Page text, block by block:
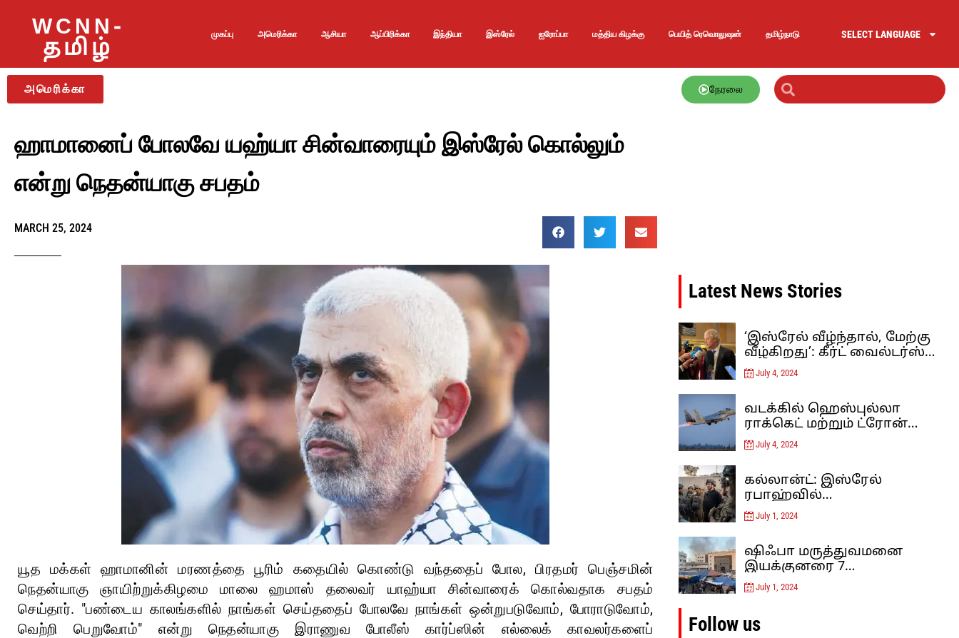
WCNN-
தமிழ்
முகப்பு அமெரிக்கா ஆசியா ஆப்பிரிக்கா இந்தியா இஸ்ரேல் ஐரோப்பா மத்திய கிழக்கு பெயித் ரெவொலுஷன் தமிழ்நாடு SELECT LANGUAGE
அமெரிக்கா நேரலை
ஹாமானைப் போலவே யஹ்யா சின்வாரையும் இஸ்ரேல் கொல்லும்
என்று நெதன்யாகு சபதம்
MARCH 25, 2024
யூத மக்கள் ஹாமானின் மரணத்தை பூரிம் கதையில் கொண்டு வந்ததைப் போல, பிரதமர் பெஞ்சமின்
நெதன்யாகு ஞாயிற்றுக்கிழமை மாலை ஹமாஸ் தலைவர் யாஹ்யா சின்வாரைக் கொல்வதாக சபதம்
செய்தார். "பண்டைய காலங்களில் நாங்கள் செய்ததைப் போலவே நாங்கள் ஒன்றுபடுவோம், போராடுவோம்,
வெற்றி பெறுவோம்" என்று நெதன்யாகு இராணுவ போலீஸ் கார்ப்ஸின் எல்லைக் காவலர்களைப்
Latest News Stories
‘இஸ்ரேல் வீழ்ந்தால், மேற்கு
வீழ்கிறது’: கீர்ட் வைல்டர்ஸ்
இஸ்லாம் தீவிரவாதத்திற்கு
எதிரான ஐரோப்பாவின்
கடைசி நிலைப்பாடு – கருத்து
July 4, 2024
வடக்கில் ஹெஸ்புல்லா
ராக்கெட் மற்றும் ட்ரோன்
தாக்குதலுக்குப் பிறகு,
இஸ்ரேல் லெபனான் மீது
வான்வழித் தாக்குதல்களை
நடத்தியுள்ளது
July 4, 2024
கல்லான்ட்: இஸ்ரேல்
ரபாஹ்வில்
குறுக்குவழிகளைத் தடுத்து,
சுரங்கப்பாதைகளை
அழிப்பதன் மூலம் ஹமாஸை
மூச்சுத் திணற வைக்கிறது.
July 1, 2024
ஷிஃபா மருத்துவமனை
இயக்குனரை 7
மாதங்களுக்குப் பிறகு
இஸ்ரேல் விடுவித்தது
July 1, 2024
Follow us